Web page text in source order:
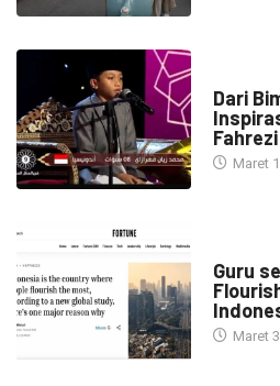
Dari
Maret
Guru
Maret